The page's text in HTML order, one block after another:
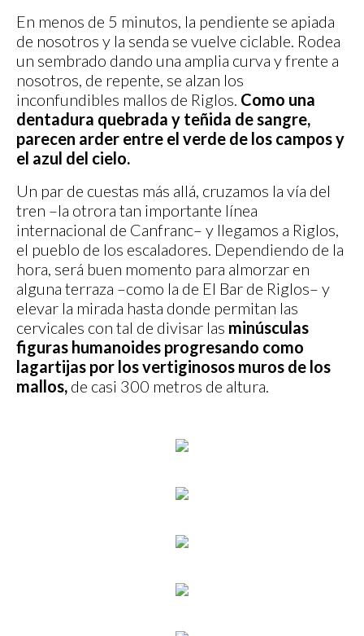
En menos de 5 minutos, la pendiente se apiada
de nosotros y la senda se vuelve ciclable. Rodea
un sembrado dando una amplia curva y frente a
nosotros, de repente, se alzan los
inconfundibles mallos de Riglos. Como una
dentadura quebrada y teñida de sangre,
parecen arder entre el verde de los campos y
el azul del cielo.
Un par de cuestas más allá, cruzamos la vía del
tren –la otrora tan importante línea
internacional de Canfranc– y llegamos a Riglos,
el pueblo de los escaladores. Dependiendo de la
hora, será buen momento para almorzar en
alguna terraza –como la de El Bar de Riglos– y
elevar la mirada hasta donde permitan las
cervicales con tal de divisar las minúsculas
figuras humanoides progresando como
lagartijas por los vertiginosos muros de los
mallos, de casi 300 metros de altura.